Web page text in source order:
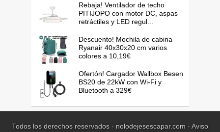
Rebaja! Ventilador de techo
PITIJOPO con motor DC, aspas
retráctiles y LED regul...
Descuento! Mochila de cabina
Ryanair 40x30x20 cm varios
colores a 10,19€
Ofertón! Cargador Wallbox Besen
BS20 de 22kW con Wi-Fi y
Bluetooth a 329€
Todos los derechos reservados - nolodejesescapar.com - Aviso